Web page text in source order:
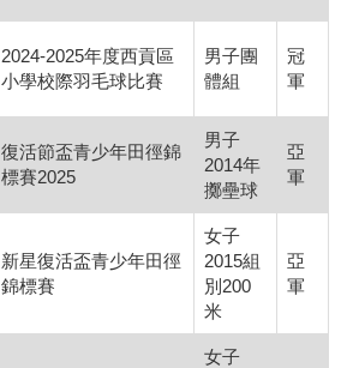
2024-2025年度西貢區
小學校際羽毛球比賽
男子團
體組
冠
軍
復活節盃青少年田徑錦
標賽2025
男子
2014年
擲壘球
亞
軍
新星復活盃青少年田徑
錦標賽
女子
2015組
別200
米
亞
軍
女子